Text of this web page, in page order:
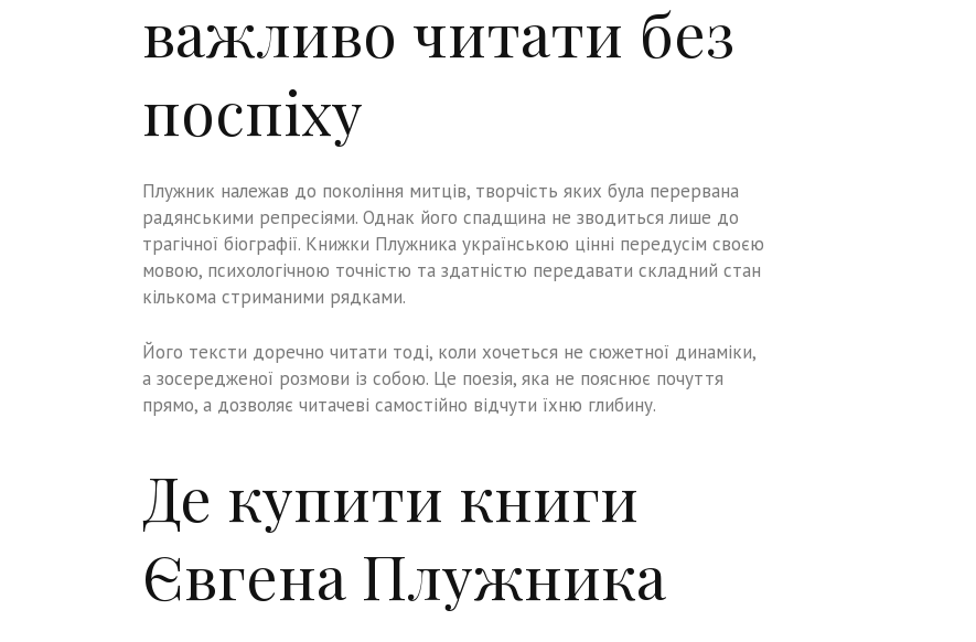
важливо читати без
поспіху
Плужник належав до покоління митців, творчість яких була перервана
радянськими репресіями. Однак його спадщина не зводиться лише до
трагічної біографії. Книжки Плужника українською цінні передусім своєю
мовою, психологічною точністю та здатністю передавати складний стан
кількома стриманими рядками.
Його тексти доречно читати тоді, коли хочеться не сюжетної динаміки,
а зосередженої розмови із собою. Це поезія, яка не пояснює почуття
прямо, а дозволяє читачеві самостійно відчути їхню глибину.
Де купити книги
Євгена Плужника